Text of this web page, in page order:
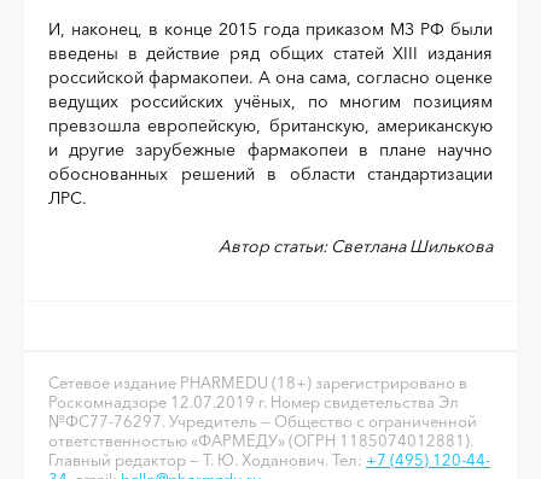
И, наконец, в конце 2015 года приказом МЗ РФ были
введены в действие ряд общих статей XIII издания
российской фармакопеи. А она сама, согласно оценке
ведущих российских учёных, по многим позициям
превзошла европейскую, британскую, американскую
и другие зарубежные фармакопеи в плане научно
обоснованных решений в области стандартизации
ЛРС.
Автор статьи: Светлана Шилькова
Сетевое издание PHARMEDU (18+) зарегистрировано в
Роскомнадзоре 12.07.2019 г. Номер свидетельства Эл
№ФС77-76297. Учредитель — Общество с ограниченной
ответственностью «ФАРМЕДУ» (ОГРН 1185074012881).
Главный редактор — Т. Ю. Ходанович. Тел: +7 (495) 120-44-